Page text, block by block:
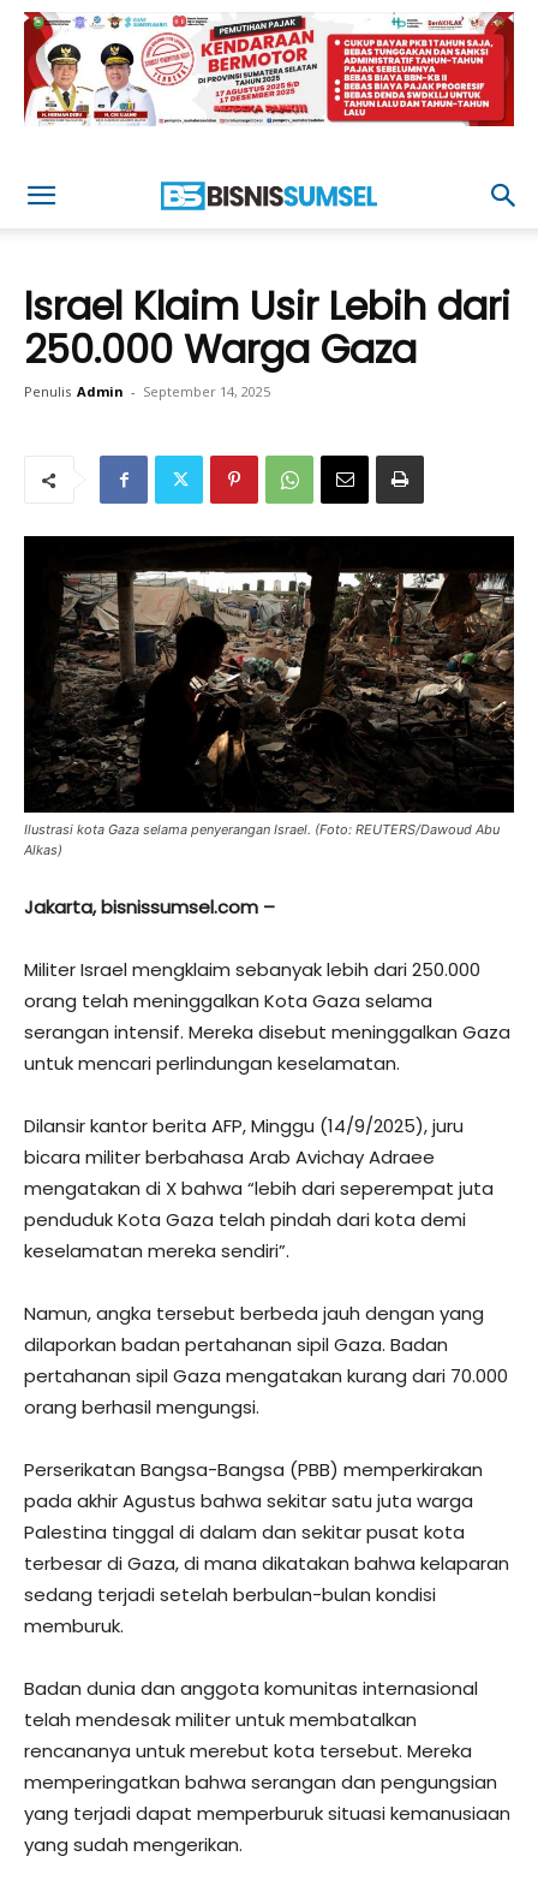
Israel Klaim Usir Lebih dari
250.000 Warga Gaza
Penulis Admin - September 14, 2025
Ilustrasi kota Gaza selama penyerangan Israel. (Foto: REUTERS/Dawoud Abu
Alkas)
Jakarta, bisnissumsel.com –
Militer Israel mengklaim sebanyak lebih dari 250.000
orang telah meninggalkan Kota Gaza selama
serangan intensif. Mereka disebut meninggalkan Gaza
untuk mencari perlindungan keselamatan.
Dilansir kantor berita AFP, Minggu (14/9/2025), juru
bicara militer berbahasa Arab Avichay Adraee
mengatakan di X bahwa “lebih dari seperempat juta
penduduk Kota Gaza telah pindah dari kota demi
keselamatan mereka sendiri”.
Namun, angka tersebut berbeda jauh dengan yang
dilaporkan badan pertahanan sipil Gaza. Badan
pertahanan sipil Gaza mengatakan kurang dari 70.000
orang berhasil mengungsi.
Perserikatan Bangsa-Bangsa (PBB) memperkirakan
pada akhir Agustus bahwa sekitar satu juta warga
Palestina tinggal di dalam dan sekitar pusat kota
terbesar di Gaza, di mana dikatakan bahwa kelaparan
sedang terjadi setelah berbulan-bulan kondisi
memburuk.
Badan dunia dan anggota komunitas internasional
telah mendesak militer untuk membatalkan
rencananya untuk merebut kota tersebut. Mereka
memperingatkan bahwa serangan dan pengungsian
yang terjadi dapat memperburuk situasi kemanusiaan
yang sudah mengerikan.